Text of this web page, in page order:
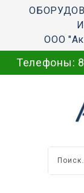
ООО
Телефоны: